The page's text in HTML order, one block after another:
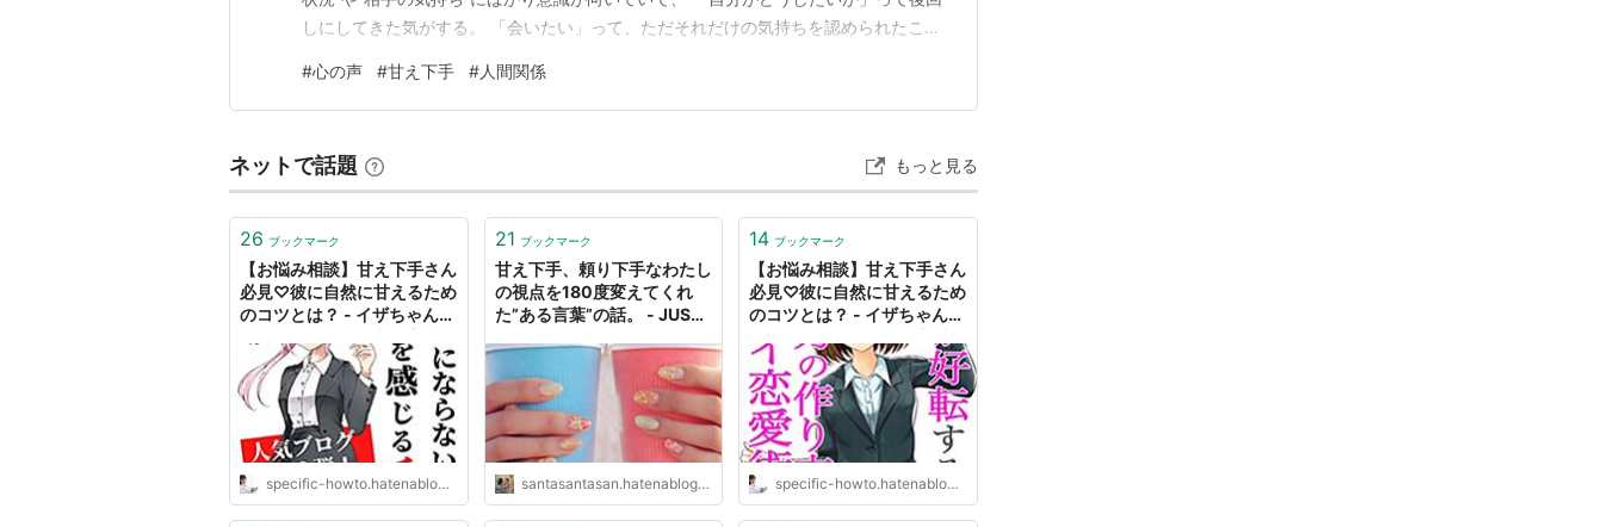
しにしてきた気がする。 「会いたい」って、ただそれだけの気持ちを認められたこと
たいのに、会うと素直に甘えられない。 一緒に過ごすと、どこか気を遣ってしまう。
お母さんを目の前にすると自分の感情が出せ…
#心の声 #甘え下手 #人間関係
ネットで話題 もっと見る
26 ブックマーク
【お悩み相談】甘え下手さん
必見♡彼に自然に甘えるため
のコツとは？ - イザちゃんの
頑張る人を応援したい♪
specific-howto.hatenablog.com
21 ブックマーク
甘え下手、頼り下手なわたし
の視点を180度変えてくれ
た”ある言葉”の話。 - JUST
santasantasan.hatenablog.com
14 ブックマーク
【お悩み相談】甘え下手さん
必見♡彼に自然に甘えるため
のコツとは？ - イザちゃんの
頑張る人を応援したい♪
specific-howto.hatenablog.com